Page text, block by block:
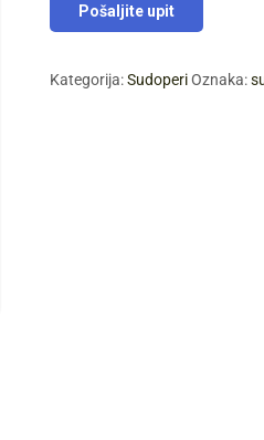
Pošaljite upit
Kategorija:Sudoperi Oznaka: